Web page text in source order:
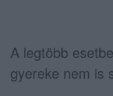
A legtöbb
gyereke nem is